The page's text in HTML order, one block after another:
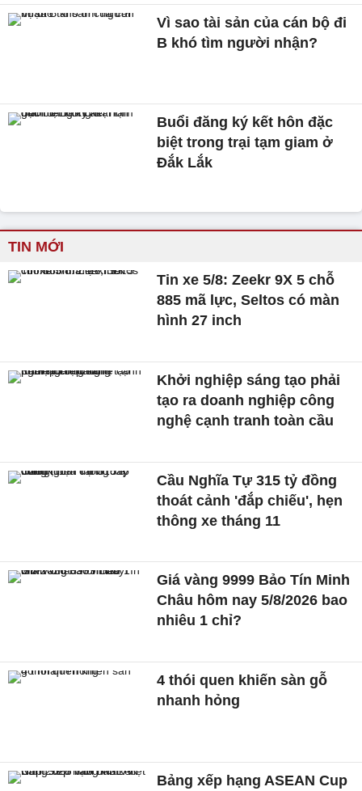
Vì sao tài sản của cán bộ đi
B khó tìm người nhận?
Buổi đăng ký kết hôn đặc
biệt trong trại tạm giam ở
Đắk Lắk
TIN MỚI
Tin xe 5/8: Zeekr 9X 5 chỗ
885 mã lực, Seltos có màn
hình 27 inch
Khởi nghiệp sáng tạo phải
tạo ra doanh nghiệp công
nghệ cạnh tranh toàn cầu
Cầu Nghĩa Tự 315 tỷ đồng
thoát cảnh 'đắp chiếu', hẹn
thông xe tháng 11
Giá vàng 9999 Bảo Tín Minh
Châu hôm nay 5/8/2026 bao
nhiêu 1 chỉ?
4 thói quen khiến sàn gỗ
nhanh hỏng
Bảng xếp hạng ASEAN Cup